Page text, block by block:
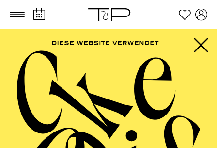
Zum Hauptinhalt springen Zum Footer springen
PHILHARMONIE